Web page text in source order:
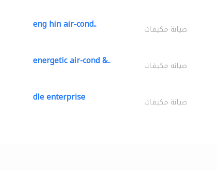
eng hin air-cond.. صيانة مكيفات
energetic air-cond &.. صيانة مكيفات
dle enterprise صيانة مكيفات